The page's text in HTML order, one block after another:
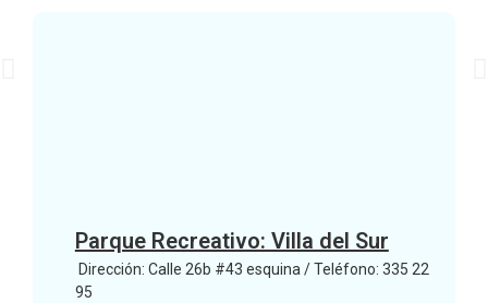
Parque Recreativo: Villa del Sur
Dirección: Calle 26b #43 esquina / Teléfono: 335 22
95